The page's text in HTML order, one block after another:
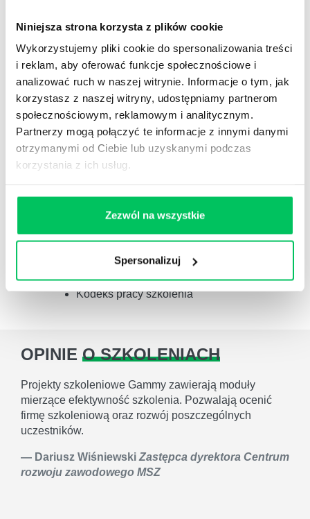
Niniejsza strona korzysta z plików cookie
Wykorzystujemy pliki cookie do spersonalizowania treści
i reklam, aby oferować funkcje społecznościowe i
analizować ruch w naszej witrynie. Informacje o tym, jak
korzystasz z naszej witryny, udostępniamy partnerom
społecznościowym, reklamowym i analitycznym.
Partnerzy mogą połączyć te informacje z innymi danymi
otrzymanymi od Ciebie lub uzyskanymi podczas
korzystania z ich usług.
Zezwól na wszystkie
Spersonalizuj
16%.
3 Pracujemy na poziomiekompetencji(wiem co
i jak mam zrobić),motywacji(wierzę, że
warto),postawy(zamierzam to zrobić) ,
wdrożenia(follow up)
4
Zgodnie z badaniami przeprowadzonymi przez
amerykańskie centrum Center for American
Progress, koszt zastąpienia pracowników
wynosiokoło 16%
zwiększa się do 100%.
Szkolenie związane z:
Ubezpieczenia społeczne 2020
Prawo pracy w 2020 r.,
Zmiany w prawie pracy,
Kodeks pracy szkolenia
OPINIE O SZKOLENIACH
Projekty szkoleniowe Gammy zawierają moduły
mierzące efektywność szkolenia. Pozwalają ocenić
firmę szkoleniową oraz rozwój poszczególnych
uczestników.
Dariusz Wiśniewski Zastępca dyrektora Centrum
rozwoju zawodowego MSZ